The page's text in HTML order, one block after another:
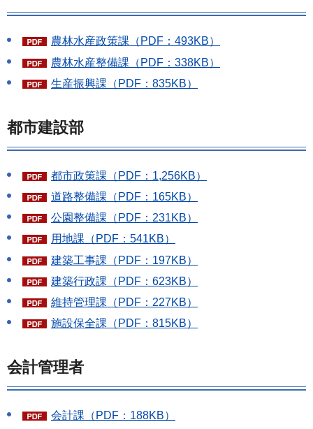
農林水産政策課（PDF：493KB）
農林水産整備課（PDF：338KB）
生産振興課（PDF：835KB）
都市建設部
都市政策課（PDF：1,256KB）
道路整備課（PDF：165KB）
公園整備課（PDF：231KB）
用地課（PDF：541KB）
建築工事課（PDF：197KB）
建築行政課（PDF：623KB）
維持管理課（PDF：227KB）
施設保全課（PDF：815KB）
会計管理者
会計課（PDF：188KB）